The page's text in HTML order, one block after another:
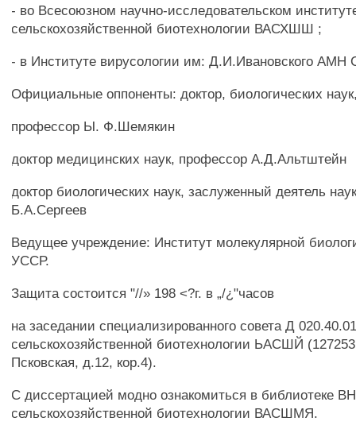
- во Всесоюзном научно-исследовательском
сельскохозяйственной биотехнологии ВАСХШШ ;
- в Институте вирусологии им: Д.И.Ивановского АМН
Официальные оппоненты: доктор, биологических
профессор Ы. Ф.Шемякин
доктор медицинских наук, профессор А.Д.Альтштейн
доктор биологических наук, заслуженный деятель
Б.А.Сергеев
Ведущее учреждение: Институт молекулярной
УССР.
Защита состоится "//» 198 <?г. в „/¿"часов
на заседании специализированного совета Д
сельскохозяйственной биотехнологии ЬАСШЙ
Псковская, д.12, кор.4).
С диссертацией модно ознакомиться в библиотеке
сельскохозяйственной биотехнологии ВАСШМЯ.